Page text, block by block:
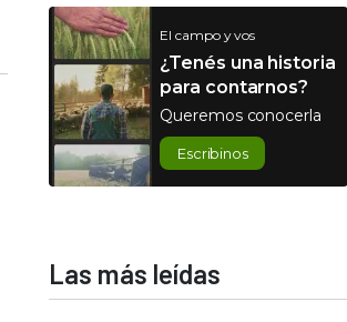
El campo y vos
¿Tenés una historia
para contarnos?
Queremos conocerla
Escribinos
Las más leídas